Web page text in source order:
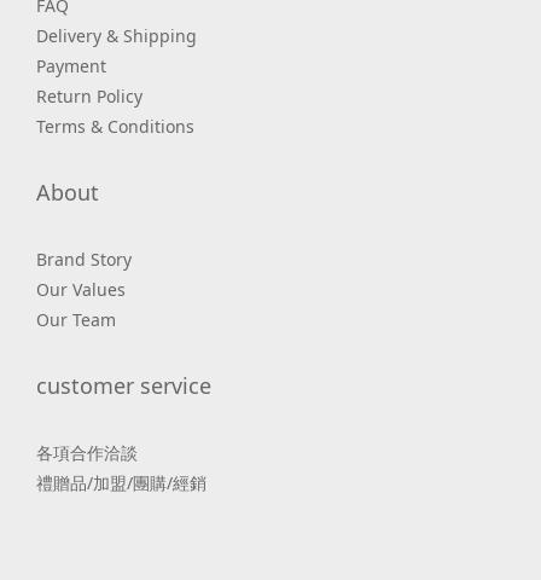
FAQ
Delivery & Shipping
Payment
Return Policy
Terms & Conditions
About
Brand Story
Our Values
Our Team
customer service
各項合作洽談
禮贈品/加盟/團購/經銷